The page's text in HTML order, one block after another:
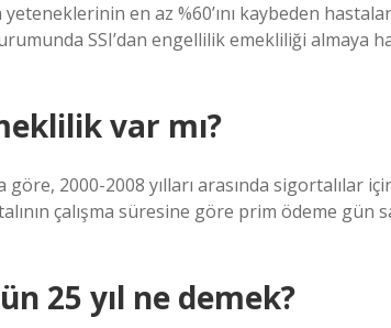
en az %60’ını kaybeden
SSI’dan engellilik emekliliği almaya
var mı?
göre, 2000-2008 yılları arasında sigortalılar
çalışma süresine göre prim ödeme gün
25 yıl ne demek?